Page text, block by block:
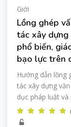
Giới
Lồng ghép
tác xây dựng
phổ biến,
bạo lực trên
Hướng dẫn lồng
tác xây dựng
dục pháp luật